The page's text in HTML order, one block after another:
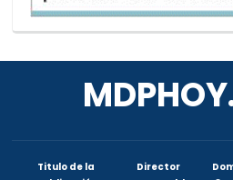
Titulo de la
Director